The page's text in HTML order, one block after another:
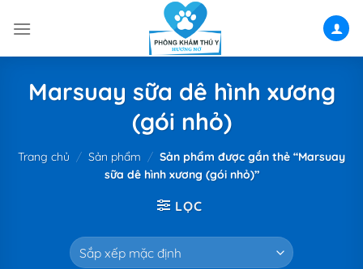
Marsuay sữa dê hình xương
(gói nhỏ)
Trang chủ / Sản phẩm / Sản phẩm được gắn thẻ “Marsuay
sữa dê hình xương (gói nhỏ)”
LỌC